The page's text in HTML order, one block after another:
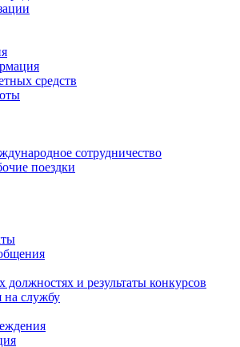
средств
сотрудничество
поездки
и результаты конкурсов
на службу